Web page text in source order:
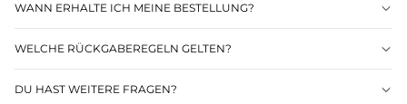
WANN ERHALTE ICH MEINE BESTELLUNG?
WELCHE RÜCKGABEREGELN GELTEN?
DU HAST WEITERE FRAGEN?